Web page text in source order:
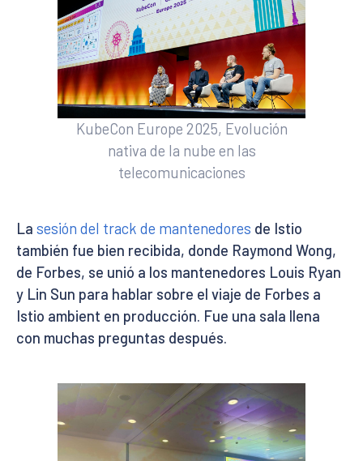
KubeCon Europe 2025, Evolución
nativa de la nube en las
telecomunicaciones
La sesión del track de mantenedores de Istio
también fue bien recibida, donde Raymond Wong,
de Forbes, se unió a los mantenedores Louis Ryan
y Lin Sun para hablar sobre el viaje de Forbes a
Istio ambient en producción. Fue una sala llena
con muchas preguntas después.